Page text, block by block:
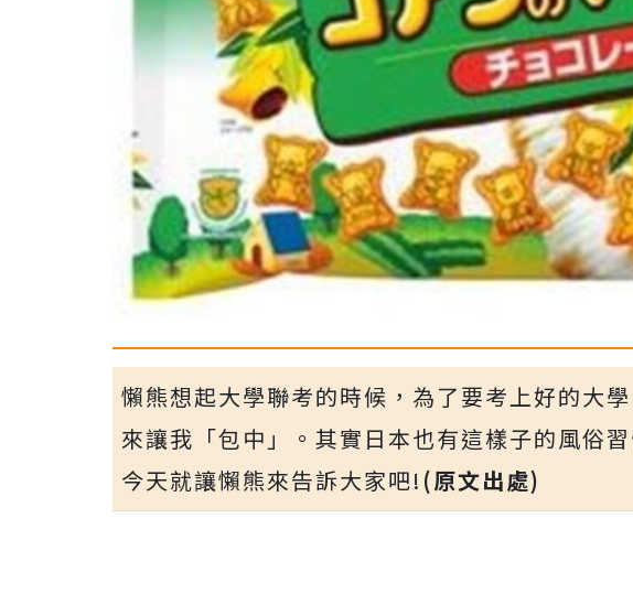
懶熊想起大學聯考的時候，為了要考上好的大
來讓我「包中」。其實日本也有這樣子的風俗
今天就讓懶熊來告訴大家吧! (原文出處)